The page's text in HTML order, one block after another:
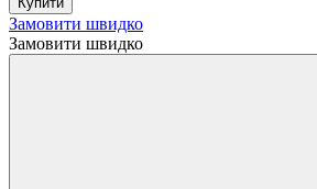
Замовити швидко
Замовити швидко